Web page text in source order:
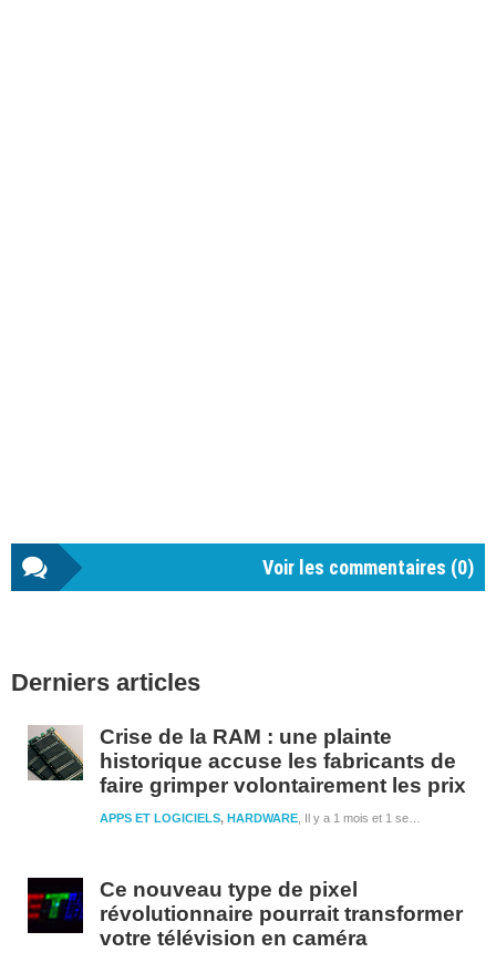
Voir les commentaires (0)
latérale
Derniers articles
Crise de la RAM : une plainte
historique accuse les fabricants de
faire grimper volontairement les prix
Il y a 1 mois et 1 semaine
APPS ET LOGICIELS, HARDWARE
Ce nouveau type de pixel
révolutionnaire pourrait transformer
votre télévision en caméra